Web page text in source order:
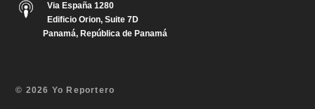
Via España 1280
Edificio Orion, Suite 7D
Panamá, República de Panamá
© 2026 Yo Reportero